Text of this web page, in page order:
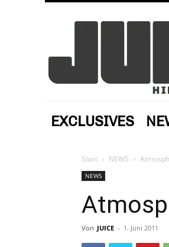
EXCLUSIVES
Start NEWS
NEWS
Von JUICE - 1. Juni 2011